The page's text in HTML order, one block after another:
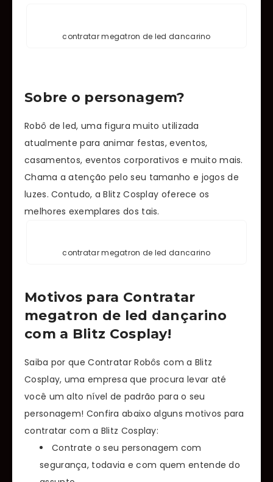
contratar megatron de led dancarino
Sobre o personagem?
Robô de led, uma figura muito utilizada
atualmente para animar festas, eventos,
casamentos, eventos corporativos e muito mais.
Chama a atenção pelo seu tamanho e jogos de
luzes. Contudo, a Blitz Cosplay oferece os
melhores exemplares dos tais.
contratar megatron de led dancarino
Motivos para Contratar
megatron de led dançarino
com a Blitz Cosplay!
Saiba por que Contratar Robôs com a Blitz
Cosplay, uma empresa que procura levar até
você um alto nível de padrão para o seu
personagem! Confira abaixo alguns motivos para
contratar com a Blitz Cosplay:
Contrate o seu personagem com
segurança, todavia e com quem entende do